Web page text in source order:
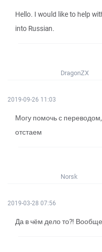
Hello. I would like to help
into Russian.
DragonZX
2019-09-26 11:03
Могу помочь с
отстаем
Norsk
2019-03-28 07:56
Да в чём дело то?!